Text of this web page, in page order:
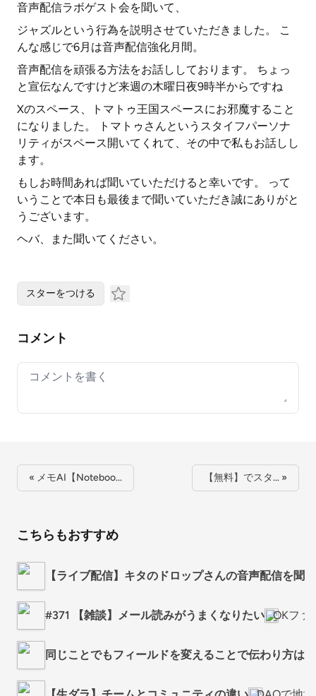
音声配信ラボゲスト会を聞いて、
ジャズルという行為を説明させていただきました。 こ
んな感じで6月は音声配信強化月間。
音声配信を頑張る方法をお話ししております。 ちょっ
と宣伝なんですけど来週の木曜日夜9時半からですね
Xのスペース、トマトゥ王国スペースにお邪魔すること
になりました。 トマトゥさんというスタイフパーソナ
リティがスペース開いてくれて、その中で私もお話しし
ます。
もしお時間あれば聞いていただけると幸いです。 って
いうことで本日も最後まで聞いていただき誠にありがと
うございます。
ヘバ、また聞いてください。
スターをつける
コメント
Your comment
« メモAI【Noteboo… 【無料】でスタ… »
こちらもおすすめ
【ライブ配信】キタのドロップさんの音声配信を聞
#371 【雑談】メール読みがうまくなりたい OKファ
同じことでもフィールドを変えることで伝わり方は